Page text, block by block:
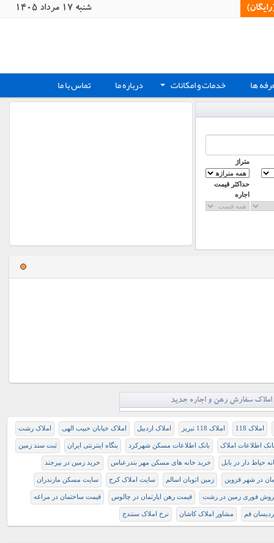
شنبه 17 مرداد 1405
ها + خدمات و امکانات درباره ما تماس با ما
متراژ
حداکثر قیمت
اجاره
املاک سفارش رهن و اجاره جدید
املاک 118 املاک 118 تبریز املاک اردبیل املاک خیابان حبیب الهی املاک رشت
اطلاعات املاک بانک اطلاعات مسکن شهرکرد بنگاه اینترنتی ایران ثبت سند زمین
حیاط دار در بابل خرید خانه های مسکن مهر بندرعباس خرید زمین در بیرجند
در شهر قزوین زمین اتوبان اسالم سایت املاک کرج سایت مسکن مازندران
فوری زمین در رشت قیمت رهن اپارتمان در چالوس قیمت ساختمان در مراغه
قم مشاور املاک کاشان نرخ املاک سنندج